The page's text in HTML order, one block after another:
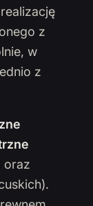
z
w
z
oraz